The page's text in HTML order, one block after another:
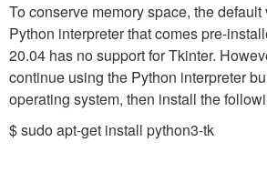
To conserve memory space, the
Python interpreter that comes pre-
20.04 has no support for Tkinter.
continue using the Python interpreter
operating system, then install the
$ sudo apt-get install python3-tk